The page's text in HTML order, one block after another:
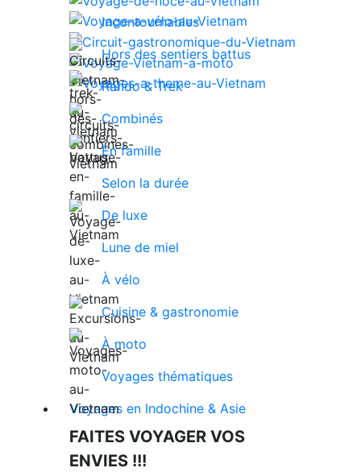
Incontournables
Hors des sentiers battus
Rando & Trek
Combinés
En famille
Selon la durée
De luxe
Lune de miel
À vélo
Cuisine & gastronomie
À moto
Voyages thématiques
Voyages en Indochine & Asie
FAITES VOYAGER VOS
ENVIES !!!